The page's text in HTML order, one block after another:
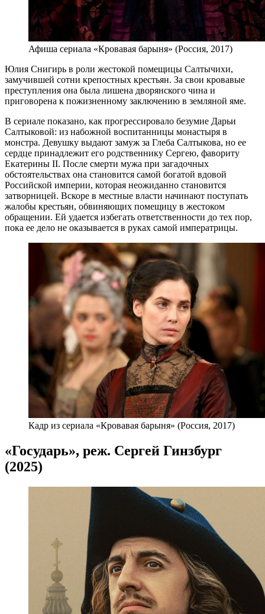
Афиша сериала «Кровавая барыня» (Россия, 2017)
Юлия Снигирь в роли жестокой помещицы Салтычихи,
замучившей сотни крепостных крестьян. За свои кровавые
преступления она была лишена дворянского чина и
приговорена к пожизненному заключению в земляной яме.
В сериале показано, как прогрессировало безумие Дарьи
Салтыковой: из набожной воспитанницы монастыря в
монстра. Девушку выдают замуж за Глеба Салтыкова, но ее
сердце принадлежит его родственнику Сергею, фавориту
Екатерины II. После смерти мужа при загадочных
обстоятельствах она становится самой богатой вдовой
Российской империи, которая неожиданно становится
затворницей. Вскоре в местные власти начинают поступать
жалобы крестьян, обвиняющих помещицу в жестоком
обращении. Ей удается избегать ответственности до тех пор,
пока ее дело не оказывается в руках самой императрицы.
Кадр из сериала «Кровавая барыня» (Россия, 2017)
«Государь», реж. Сергей Гинзбург
(2025)